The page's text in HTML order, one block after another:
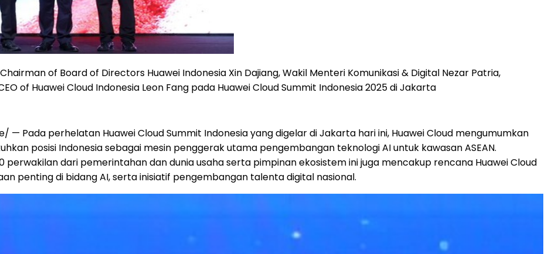
of Board of Directors Huawei Indonesia Xin Dajiang, Wakil Menteri Komunikasi & Digital Nezar Patria,
of Huawei Cloud Indonesia Leon Fang pada Huawei Cloud Summit Indonesia 2025 di Jakarta
— Pada perhelatan Huawei Cloud Summit Indonesia yang digelar diJakarta hari ini, Huawei Cloud mengumumkan
posisi Indonesia sebagai mesin penggerak utama pengembangan teknologi AI untuk kawasan ASEAN.
perwakilan dari pemerintahan dan dunia usaha serta pimpinan ekosistem ini juga mencakup rencana Huawei Cloud
penting di bidang AI, serta inisiatif pengembangan talenta digital nasional.